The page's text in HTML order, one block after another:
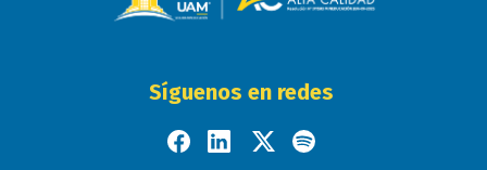
Síguenos en redes